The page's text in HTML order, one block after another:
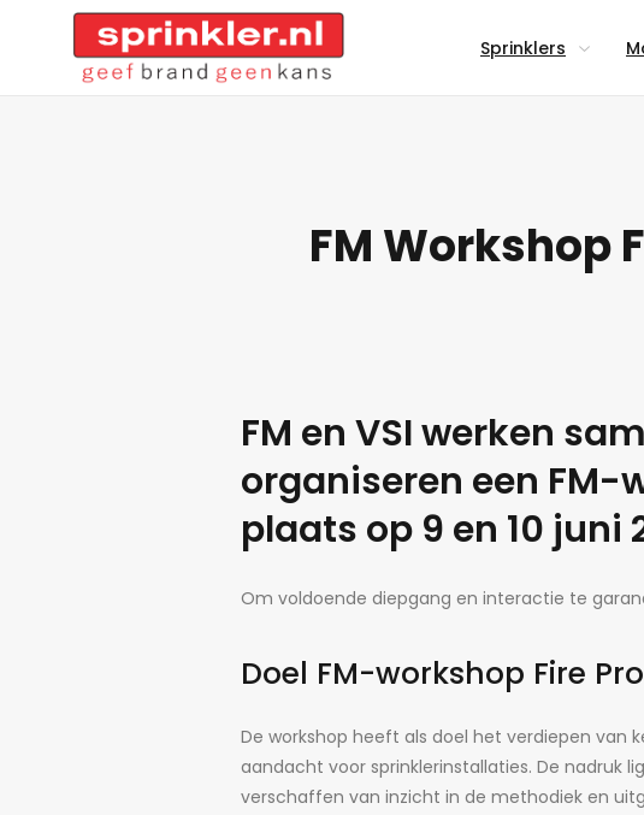
Sprinklers
FM Workshop
FM en VSI werken
organiseren een FM-
plaats op 9 en 10 juni
Om voldoende diepgang en interactie te
Doel FM-workshop Fire
De workshop heeft als doel het verdiepen
aandacht voor sprinklerinstallaties. De nadruk
verschaffen van inzicht in de methodiek en